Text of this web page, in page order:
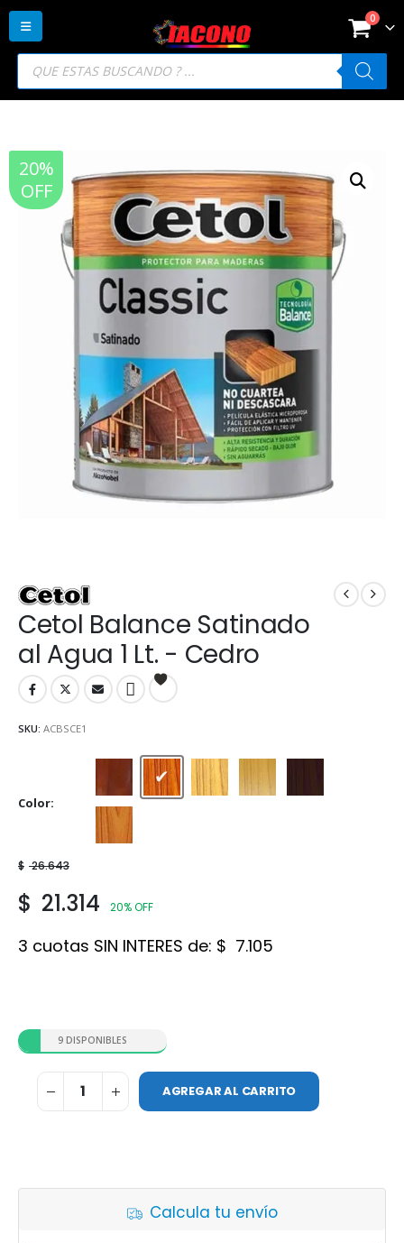
Búsqueda
productos
0
20%
OFF
Cetol Balance Satinado
al Agua 1 Lt. - Cedro
SKU: ACBSCE1
Color
Caoba Cedro Cristal Natural
Roble
$ 26.643
$ 21.314 20% OFF
3 cuotas SIN INTERES de: $ 7.105
9 DISPONIBLES
AGREGAR AL CARRITO
Calcula tu envío